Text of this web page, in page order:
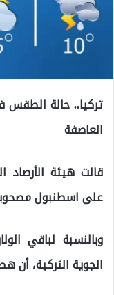
تركيا.. حالة الطقس
العاصفة
قالت هيئة الأرصاد
على اسطنبول
وبالنسبة لباقي
الجوية التركية، أن